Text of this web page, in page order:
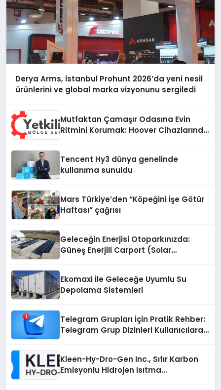
Derya Arms, İstanbul Prohunt 2026’da yeni nesil
ürünlerini ve global marka vizyonunu sergiledi
Mutfaktan Çamaşır Odasına Evin
Ritmini Korumak: Hoover Cihazlarında
Tencent Hy3 dünya genelinde
kullanıma sunuldu
Mars Türkiye’den “Köpeğini İşe Götür
Haftası” çağrısı
Geleceğin Enerjisi Otoparkınızda:
Güneş Enerjili Carport (Solar
Ekomaxi İle Geleceğe Uyumlu Su
Depolama Sistemleri
Telegram Grupları İçin Pratik Rehber:
Telegram Grup Dizinleri Kullanıcılara
Kleen-Hy-Dro-Gen Inc., Sıfır Karbon
Emisyonlu Hidrojen Isıtma